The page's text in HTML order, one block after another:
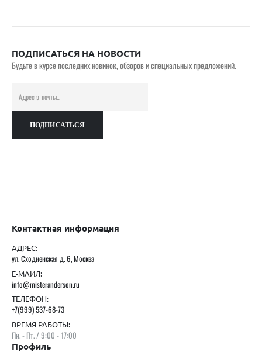
ПОДПИСАТЬСЯ НА НОВОСТИ
Будьте в курсе последних новинок, обзоров и специальных предложений.
Контактная информация
АДРЕС:
ул. Сходненская д. 6, Москва
Е-МАИЛ:
info@misteranderson.ru
ТЕЛЕФОН:
+7(999) 537-68-73
ВРЕМЯ РАБОТЫ:
Пн. - Пт. / 9:00 - 17:00
Профиль